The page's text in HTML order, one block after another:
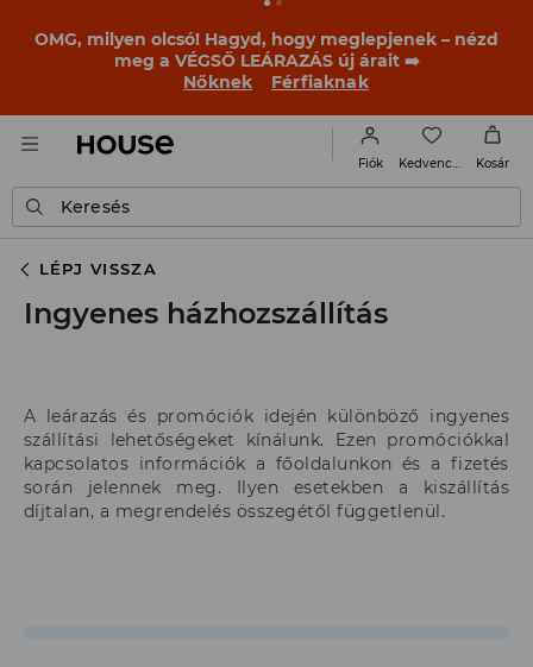
OMG, milyen olcsó! Hagyd, hogy meglepjenek – nézd
meg a VÉGSŐ LEÁRAZÁS új árait ➡️
Nőknek
Férfiaknak
Fiók Kosár
Keresés
LÉPJ VISSZA
Ingyenes házhozszállítás
A leárazás és promóciók idején különböző ingyenes
szállítási lehetőségeket kínálunk. Ezen promóciókkal
kapcsolatos információk a főoldalunkon és a fizetés
során jelennek meg. Ilyen esetekben a kiszállítás
díjtalan, a megrendelés összegétől függetlenül.